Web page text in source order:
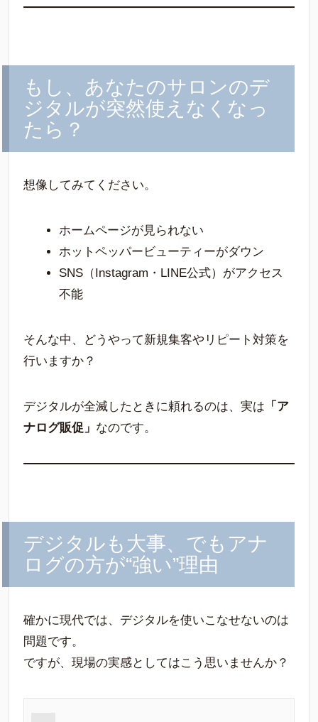
もし、あなたのサロンのデ
ジタルが突然使えなくなっ
たら？
想像してみてください。
ホームページが見られない
ホットペッパービューティーがダウン
SNS（Instagram・LINE公式）がアクセス
不能
そんな中、どうやって新規集客やリピート対策を
行いますか？
デジタルが全滅したときに頼れるのは、実は 「ア
ナログ販促」 なのです。
デジタルも大事、でもアナ
ログの方が“強い”理由
確かに現代では、デジタルを使いこなせないのは
問題です。
ですが、現場の実感としてはこう思いませんか？